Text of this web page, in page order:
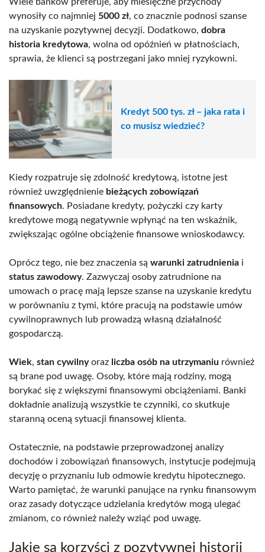
wynosiły co najmniej 5000 zł, co znacznie podnosi szanse
na uzyskanie pozytywnej decyzji. Dodatkowo, dobra
historia kredytowa, wolna od opóźnień w płatnościach,
sprawia, że klienci są postrzegani jako mniej ryzykowni.
Kredyt 500 tys. zł – jaka rata i
co musisz wiedzieć?
Kiedy rozpatruje się zdolność kredytową, istotne jest
również uwzględnienie bieżących zobowiązań
finansowych. Posiadane kredyty, pożyczki czy karty
kredytowe mogą negatywnie wpłynąć na ten wskaźnik,
zwiększając ogólne obciążenie finansowe wnioskodawcy.
Oprócz tego, nie bez znaczenia są warunki zatrudnienia i
status zawodowy. Zazwyczaj osoby zatrudnione na
umowach o pracę mają lepsze szanse na uzyskanie kredytu
w porównaniu z tymi, które pracują na podstawie umów
cywilnoprawnych lub prowadzą własną działalność
gospodarczą.
Wiek, stan cywilnyoraz liczba osób na utrzymaniu również
są brane pod uwagę. Osoby, które mają rodziny, mogą
borykać się z większymi finansowymi obciążeniami. Banki
dokładnie analizują wszystkie te czynniki, co skutkuje
staranną oceną sytuacji finansowej klienta.
Ostatecznie, na podstawie przeprowadzonej analizy
dochodów i zobowiązań finansowych, instytucje podejmują
decyzję o przyznaniu lub odmowie kredytu hipotecznego.
Warto pamiętać, że warunki panujące na rynku finansowym
oraz zasady dotyczące udzielania kredytów mogą ulegać
zmianom, co również należy wziąć pod uwagę.
Jakie są korzyści z pozytywnej historii